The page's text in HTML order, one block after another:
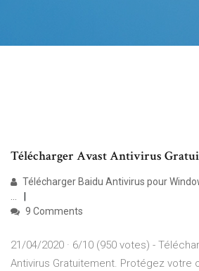
Télécharger Avast Antivirus
Télécharger Baidu Antivirus pour
...
9 Comments
21/04/2020 · 6/10 (950 votes) -
Antivirus Gratuitement. Protégez votre